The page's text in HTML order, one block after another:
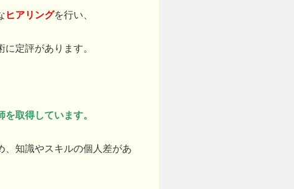
ヒアリングを行い、
定評があります。
取得しています。
、知識やスキルの個人差があ